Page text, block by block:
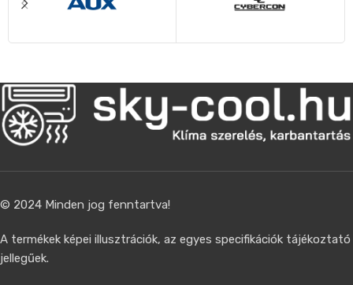
© 2024 Minden jog fenntartva!
A termékek képei illusztrációk, az egyes specifikációk tájékoztató
jellegűek.